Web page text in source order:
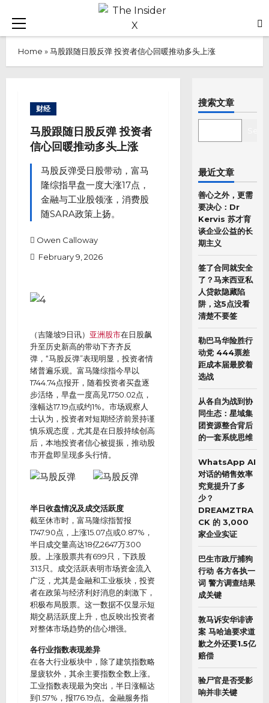
content
Primary
Home »马股跟随日股反弹 投资者信心回暖推动多头上涨
财经
马股跟随日股反弹 投资者
信心回暖推动多头上涨
马股反弹受日股带动，富马
隆综指早盘一度大涨17点，
金融与工业股领涨，消费股
随SARA政策上扬。
Owen Calloway
February 9, 2026
（吉隆坡9日讯） 亚洲股市在日股飙
升至历史新高的带动下齐齐反
弹，“马股反弹”表现明显，投资者情
绪普遍乐观。富马隆综指今早以
1744.74点报开，随着投资者买盘逐
步活络，早盘一度高见1750.02点，
涨幅达17.19点或约1%。市场观察人
士认为，投资者对短期经济前景持谨
慎乐观态度，尤其是在日股持续创高
后，本地投资者信心被提振，推动股
市开盘即呈现多头行情。
半日收盘情况及成交活跃度
截至休市时，富马隆综指暂报
1747.90点，上涨15.07点或0.87%，
半日成交量高达18亿2647万300
股。上涨股票共有699只，下跌股
313只。成交活跃表明市场资金流入
广泛，尤其是金融和工业板块，投资
者在政策与经济利好消息的刺激下，
积极布局股票。这一数据不仅显示短
期交易活跃度上升，也反映出投资者
对整体市场趋势的信心增强。
各行业指数表现差异
在各大行业板块中，除了建筑指数略
显疲软外，其余主要指数全数上涨。
工业指数表现最为突出，半日涨幅达
到1.57%，报176.19点。金融服务指
搜索文章
最近文章
善心之外，更需
要决心：Dr
Kervis 苏才育
谈企业公益的长
期主义
签了合同就安全
了？马来西亚私
人贷款隐藏陷
阱，这5点没看
清楚不要签
勒巴马华险胜行
动党 444票差
距成本届最胶着
选战
从各自为战到协
同生态：星域集
团资源整合背后
的一套系统思维
WhatsApp AI
对话的销售效率
究竟提升了多
少？
DREAMZTRA
CK 的 3,000
家企业实证
巴生市政厅捕狗
行动 各方各执一
词 警方调查结果
成关键
敦马诉安华诽谤
案 马哈迪要求道
歉之外还要1.5亿
赔偿
验尸官是否受影
响并非关键